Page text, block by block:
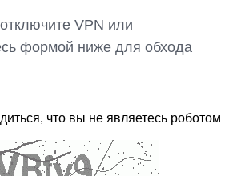
VPN или
формой ниже для обхода
что вы не являетесь роботом